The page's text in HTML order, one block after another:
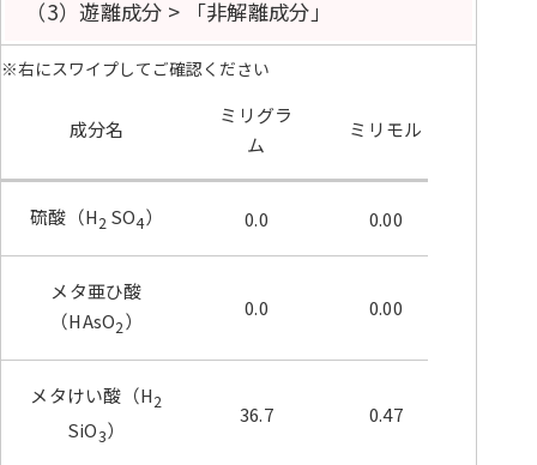
（3）遊離成分 > 「非解離成分」
※右にスワイプしてご確認ください
成分名
ミリグラ
ム
ミリモル
硫酸（H2 SO4） 0.0 0.00
メタ亜ひ酸
（HAsO2）
0.0 0.00
メタけい酸（H2
SiO3）
36.7 0.47